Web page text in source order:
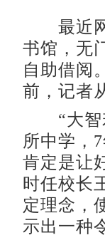
最近网
书馆，无
自助借阅
前，记者
“大智若
所中学，
肯定是让
时任校长
定理念，
示出一种